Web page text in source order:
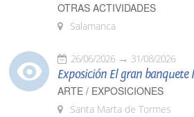
OTRAS ACTIVIDADES
Salamanca
26/06/2026 31/08/2026
Exposición El gran banquete
ARTE / EXPOSICIONES
Santa Marta de Tormes